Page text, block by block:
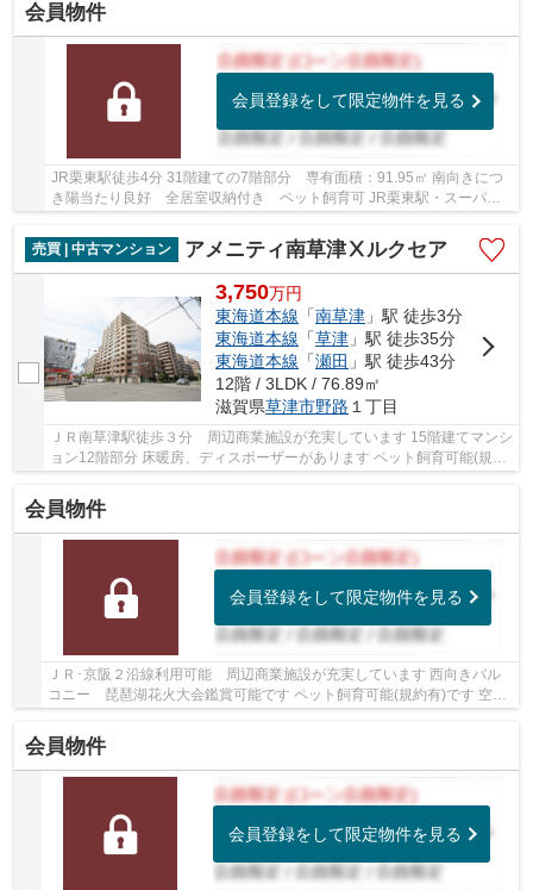
会員物件
会員登録をして限定物件を見る
JR栗東駅徒歩4分 31階建ての7階部分 専有面積：91.95㎡ 南向きにつ
き陽当たり良好 全居室収納付き ペット飼育可 JR栗東駅・スーパー
売買 | 中古マンション
アメニティ南草津Ⅹルクセア
3,750万円
東海道本線 「南草津 」駅 徒歩3分
東海道本線 「草津 」駅 徒歩35分
東海道本線 「瀬田 」駅 徒歩43分
12階 / 3LDK / 76.89㎡
滋賀県草津市野路 １丁目
ＪＲ南草津駅徒歩３分 周辺商業施設が充実しています 15階建てマンシ
ョン12階部分 床暖房、ディスポーザーがあります ペット飼育可能(規約
会員物件
会員登録をして限定物件を見る
ＪＲ･京阪２沿線利用可能 周辺商業施設が充実しています 西向きバル
コニー 琵琶湖花火大会鑑賞可能です ペット飼育可能(規約有)です 空家
につき即お引渡しできます 令和3年10月 給...
会員物件
会員登録をして限定物件を見る